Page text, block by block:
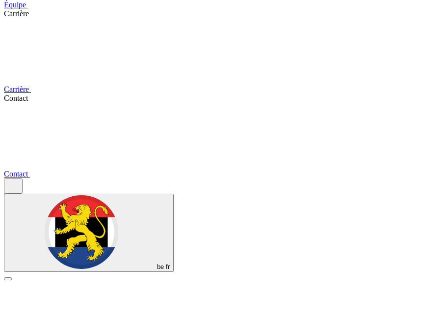
Équipe
Carrière
Carrière
Contact
Contact
be fr